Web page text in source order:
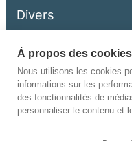
Divers
Ce site a été réalisé avec
À propos des
Nous utilisons les cookies
informations sur les
des fonctionnalités de
personnaliser le contenu et